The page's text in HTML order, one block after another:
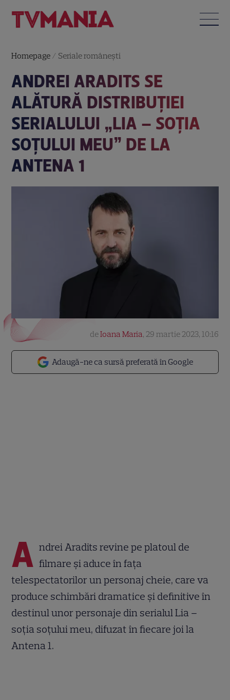
Homepage / Seriale româneşti
ANDREI ARADITS SE
ALĂTURĂ DISTRIBUȚIEI
SERIALULUI „LIA – SOȚIA
SOȚULUI MEU” DE LA
ANTENA 1
Adaugă-ne ca sursă preferată în Google
deIoana Maria, 29 martie 2023, 10:16
A ndrei Aradits revine pe platoul de
filmare şi aduce în fața
telespectatorilor un personaj cheie, care va
produce schimbări dramatice și definitive în
destinul unor personaje din serialul Lia –
soția soțului meu, difuzat în fiecare joi la
Antena 1.